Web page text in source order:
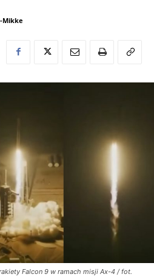
Mikke
Falcon 9 w ramach misji Ax-4 / fot.